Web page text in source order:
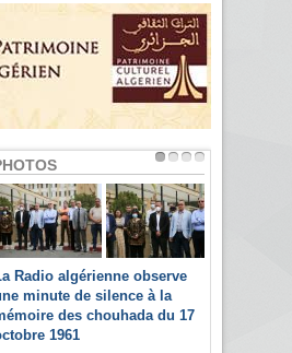
Radio algérienne observe
minute de silence à la
des chouhada du 17
1961